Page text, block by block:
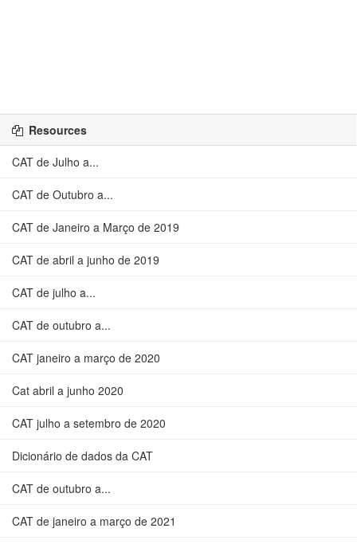
Resources
CAT de Julho a...
CAT de Outubro a...
CAT de Janeiro a Março de 2019
CAT de abril a junho de 2019
CAT de julho a...
CAT de outubro a...
CAT janeiro a março de 2020
Cat abril a junho 2020
CAT julho a setembro de 2020
Dicionário de dados da CAT
CAT de outubro a...
CAT de janeiro a março de 2021